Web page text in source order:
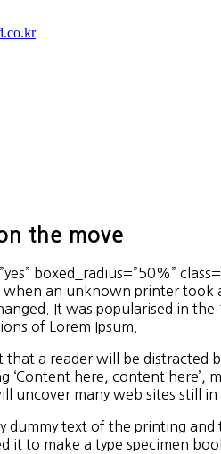
the move
boxed_radius=”50%”
an unknown printer took
It was popularised in
of Lorem Ipsum.
that a reader will be
‘Content here, content
uncover many web sites still
dummy text of the printing
it to make a type specimen